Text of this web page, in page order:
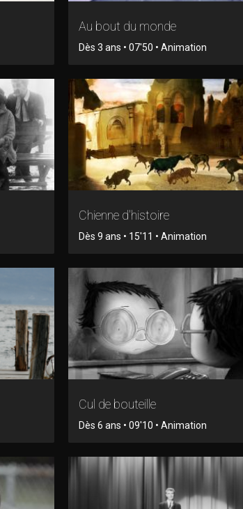
Au bout du monde
Dès 3 ans • 07'50 • Animation
Chienne d'histoire
Dès 9 ans • 15'11 • Animation
Cul de bouteille
Dès 6 ans • 09'10 • Animation